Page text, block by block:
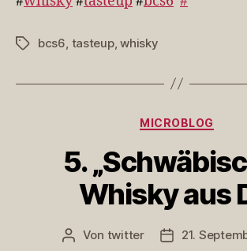
Schlagwörter
bcs6 tasteup,whisky
Kategorien
MICROBLOG
5.
Whisky aus
Beitragsautor
Von twitter
21.